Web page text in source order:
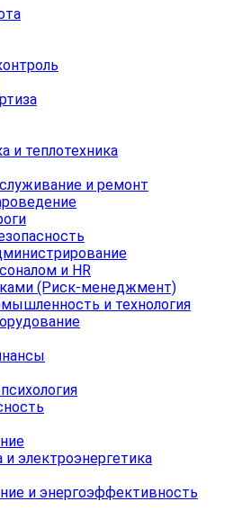
и теплотехника
и ремонт
и HR
(Риск-менеджмент)
и технология
и электроэнергетика
и энергоэффективность